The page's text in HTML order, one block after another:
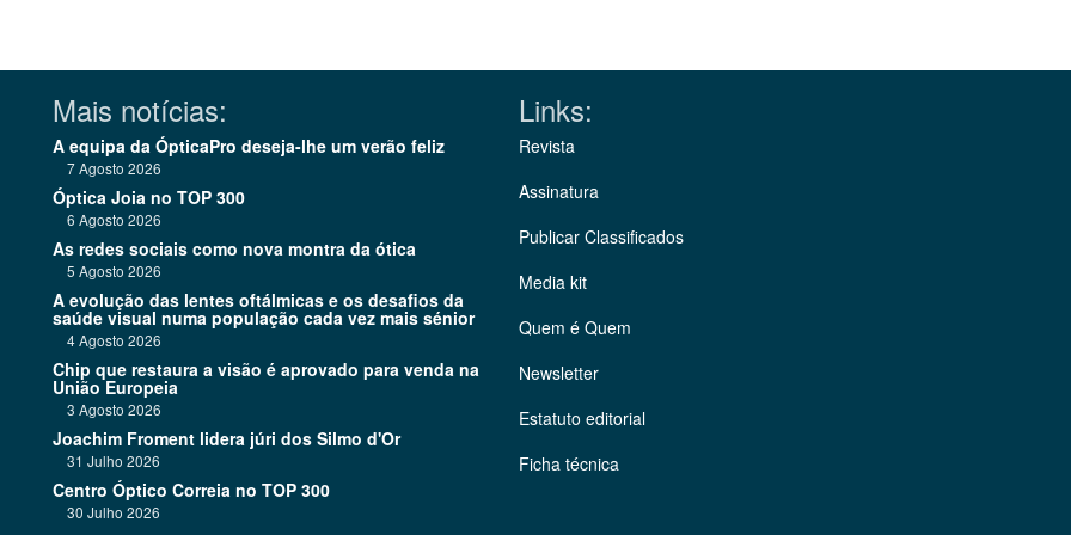
Mais notícias:
A equipa da ÓpticaPro deseja-lhe um verão feliz
7 Agosto 2026
Óptica Joia no TOP 300
6 Agosto 2026
As redes sociais como nova montra da ótica
5 Agosto 2026
A evolução das lentes oftálmicas e os desafios da
saúde visual numa população cada vez mais sénior
4 Agosto 2026
Chip que restaura a visão é aprovado para venda na
União Europeia
3 Agosto 2026
Joachim Froment lidera júri dos Silmo d'Or
31 Julho 2026
Centro Óptico Correia no TOP 300
30 Julho 2026
Links:
Revista
Assinatura
Publicar Classificados
Media kit
Quem é Quem
Newsletter
Estatuto editorial
Ficha técnica